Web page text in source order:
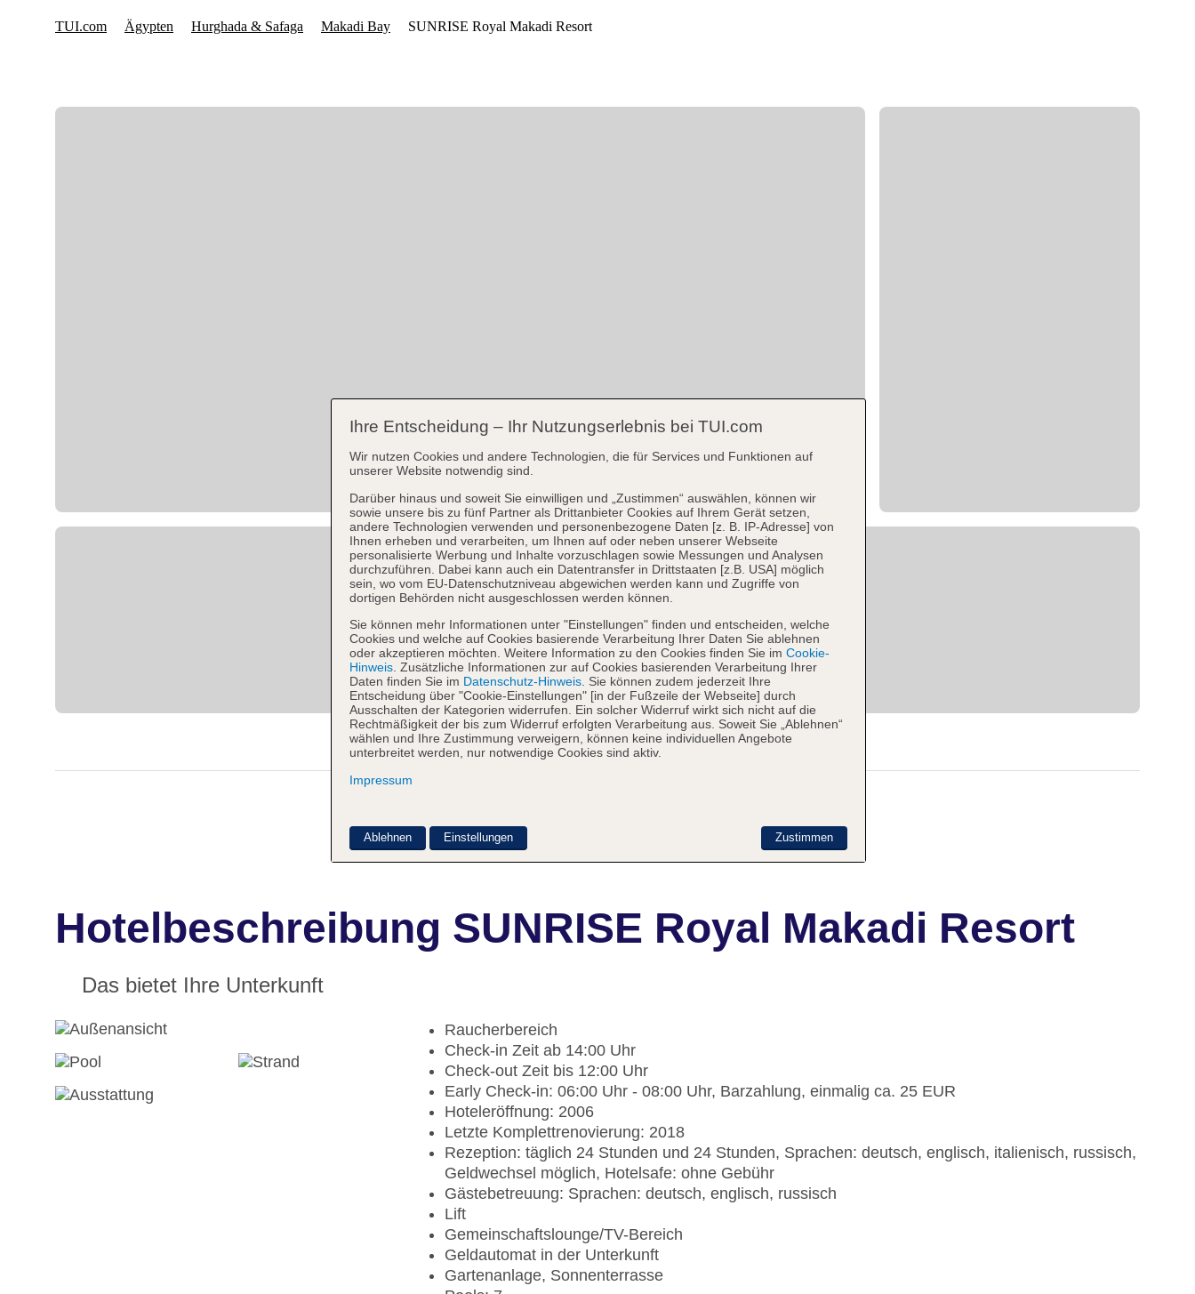
Hotelbeschreibung SUNRISE Royal Makadi Resort
Das bietet Ihre Unterkunft
Raucherbereich
Check-in Zeit ab 14:00 Uhr
Check-out Zeit bis 12:00 Uhr
Early Check-in: 06:00 Uhr - 08:00 Uhr, Barzahlung, einmalig ca. 25 EUR
Hoteleröffnung: 2006
Letzte Komplettrenovierung: 2018
Rezeption: täglich 24 Stunden und 24 Stunden, Sprachen: deutsch, englisch, italienisch, russisch,
Geldwechsel möglich, Hotelsafe: ohne Gebühr
Gästebetreuung: Sprachen: deutsch, englisch, russisch
Lift
Gemeinschaftslounge/TV-Bereich
Geldautomat in der Unterkunft
Gartenanlage, Sonnenterrasse
Ihre Entscheidung – Ihr Nutzungserlebnis bei TUI.com
Wir nutzen Cookies und andere Technologien, die für Services und Funktionen auf
unserer Website notwendig sind.
Darüber hinaus und soweit Sie einwilligen und „Zustimmen“ auswählen, können wir
sowie unsere bis zu fünf Partner als Drittanbieter Cookies auf Ihrem Gerät setzen,
andere Technologien verwenden und personenbezogene Daten [z. B. IP-Adresse] von
Ihnen erheben und verarbeiten, um Ihnen auf oder neben unserer Webseite
personalisierte Werbung und Inhalte vorzuschlagen sowie Messungen und Analysen
durchzuführen. Dabei kann auch ein Datentransfer in Drittstaaten [z.B. USA] möglich
sein, wo vom EU-Datenschutzniveau abgewichen werden kann und Zugriffe von
dortigen Behörden nicht ausgeschlossen werden können.
Sie können mehr Informationen unter "Einstellungen" finden und entscheiden, welche
Cookies und welche auf Cookies basierende Verarbeitung Ihrer Daten Sie ablehnen
oder akzeptieren möchten. Weitere Information zu den Cookies finden Sie im Cookie-
Hinweis . Zusätzliche Informationen zur auf Cookies basierenden Verarbeitung Ihrer
Daten finden Sie im Datenschutz-Hinweis . Sie können zudem jederzeit Ihre
Entscheidung über "Cookie-Einstellungen" [in der Fußzeile der Webseite] durch
Ausschalten der Kategorien widerrufen. Ein solcher Widerruf wirkt sich nicht auf die
Rechtmäßigkeit der bis zum Widerruf erfolgten Verarbeitung aus. Soweit Sie „Ablehnen“
wählen und Ihre Zustimmung verweigern, können keine individuellen Angebote
unterbreitet werden, nur notwendige Cookies sind aktiv.
Impressum
Zustimmen
Ablehnen Einstellungen